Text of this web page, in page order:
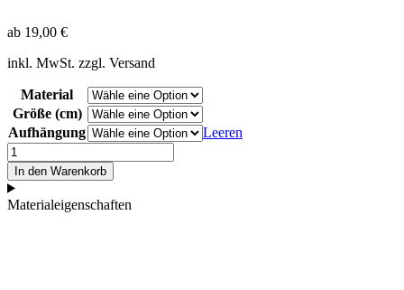
ab 19,00 €
inkl. MwSt. zzgl. Versand
Material
Größe (cm)
Aufhängung
Leeren
Seelenspiegel
Menge
In den Warenkorb
Materialeigenschaften